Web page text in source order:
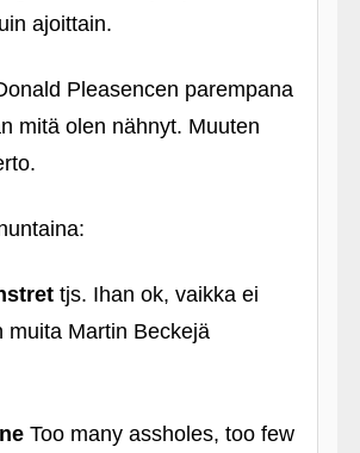
ajoittain.
Pleasencen parempana
mitä olen nähnyt. Muuten
tjs. Ihan ok, vaikka ei
muita Martin Beckejä
Too many assholes, too few